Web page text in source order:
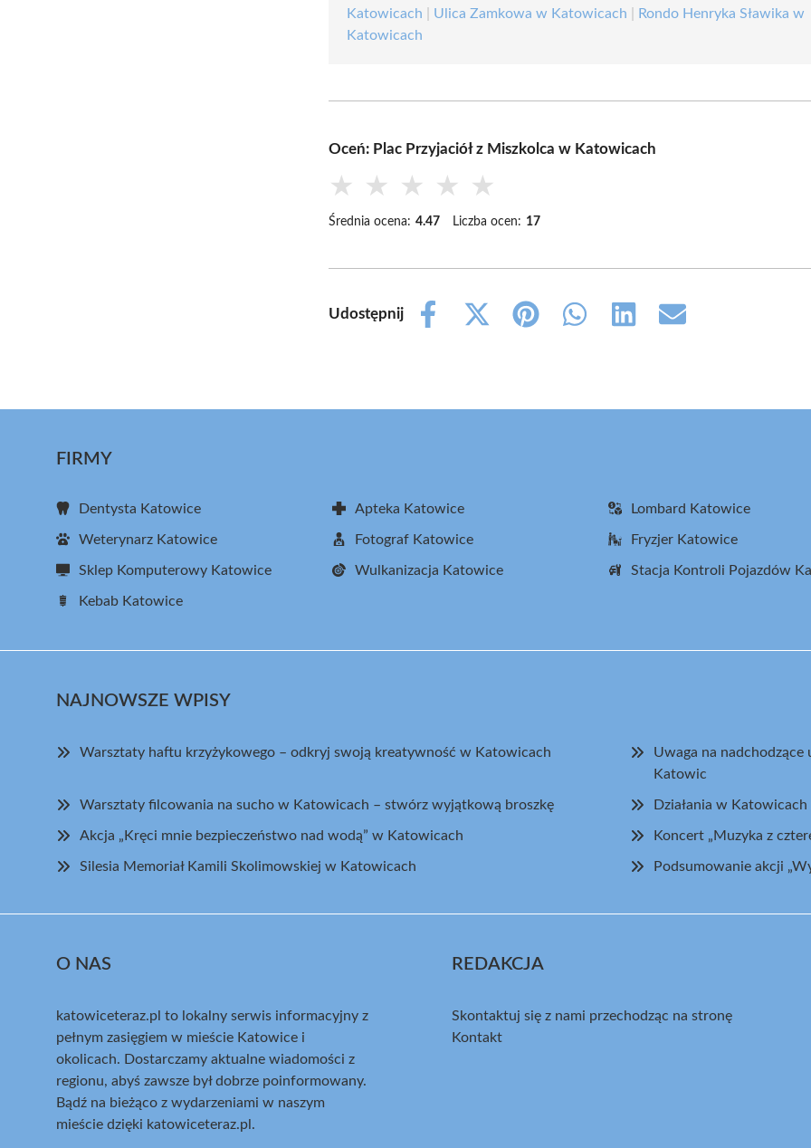
Katowicach
Ulica Zamkowa w Katowicach
Rondo Henryka Sławika w
Katowicach
Oceń: Plac Przyjaciół z Miszkolca w Katowicach
★ ★ ★ ★ ★
Średnia ocena: 4.47 Liczba ocen: 17
Udostępnij
Share
Share
Share
Share
Share
Share
FIRMY
Dentysta Katowice Apteka Katowice Lombard Katowice
Weterynarz Katowice Fotograf Katowice Fryzjer Katowice
Sklep Komputerowy Katowice Wulkanizacja Katowice Stacja Kontroli Pojazdów
Kebab Katowice
NAJNOWSZE WPISY
Warsztaty haftu krzyżykowego – odkryj swoją kreatywność w Katowicach
Uwaga na nadchodzące
Katowic
Warsztaty filcowania na sucho w Katowicach – stwórz wyjątkową broszkę Działania w
Akcja „Kręci mnie bezpieczeństwo nad wodą” w Katowicach Koncert „Muzyka z
Silesia Memoriał Kamili Skolimowskiej w Katowicach Podsumowanie akcji
O NAS
katowiceteraz.pl to lokalny serwis informacyjny z
pełnym zasięgiem w mieście Katowice i
okolicach. Dostarczamy aktualne wiadomości z
regionu, abyś zawsze był dobrze poinformowany.
Bądź na bieżąco z wydarzeniami w naszym
mieście dzięki katowiceteraz.pl.
REDAKCJA
Skontaktuj się z nami przechodząc na stronę
Kontakt